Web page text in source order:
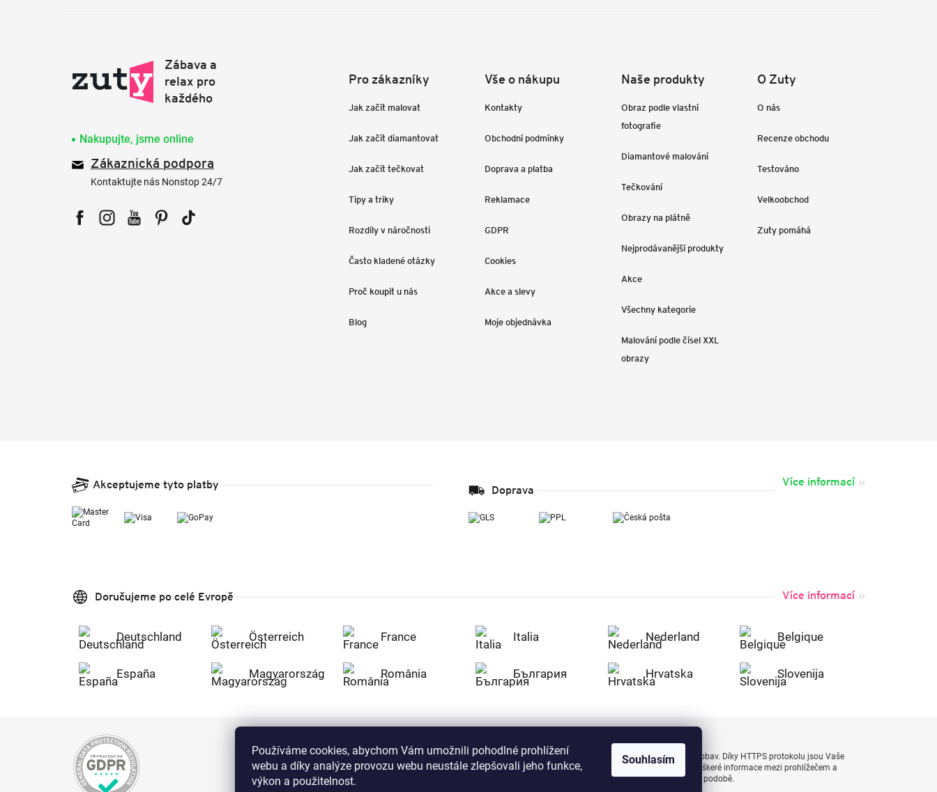
Používáme cookies, abychom Vám umožnili pohodlné prohlížení
webu a díky analýze provozu webu neustále zlepšovali jeho funkce,
výkon a použitelnost.
Souhlasím
Nakupujte, jsme online
Zákaznická podpora
Kontaktujte nás Nonstop 24/7
Pro zákazníky
Jak začít malovat
Jak začít diamantovat
Jak začít tečkovat
Tipy a triky
Rozdíly v náročnosti
Často kladené otázky
Proč koupit u nás
Blog
Vše o nákupu
Kontakty
Obchodní podmínky
Doprava a platba
Reklamace
GDPR
Cookies
Akce a slevy
Moje objednávka
Naše produkty
Obraz podle vlastní
fotografie
Diamantové malování
Tečkování
Obrazy na plátně
Nejprodávanější produkty
Akce
Všechny kategorie
Malování podle čísel XXL
obrazy
O Zuty
O nás
Recenze obchodu
Testováno
Velkoobchod
Zuty pomáhá
Akceptujeme tyto platby Doprava
Více informací
Doručujeme po celé Evropě Více informací
Deutschland Österreich France Italia Nederland Belgique
España Magyarország România България Hrvatska Slovenija
Nakupujte na Zuty bezpečně a bez obav. Díky HTTPS protokolu jsou Vaše
citlivá data v naprostém bezpečí, veškeré informace mezi prohlížečem a
serverem se přenášejí v zašifrované podobě.